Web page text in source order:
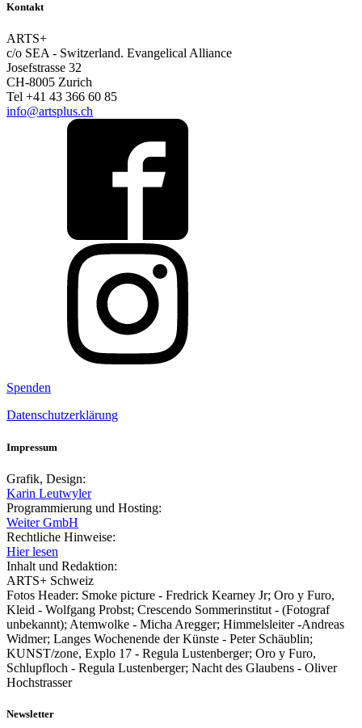
Kontakt
ARTS+
c/o SEA - Switzerland. Evangelical Alliance
Josefstrasse 32
CH-8005 Zurich
Tel +41 43 366 60 85
info@artsplus.ch
Spenden
Datenschutzerklärung
Impressum
Grafik, Design:
Karin Leutwyler
Programmierung und Hosting:
Weiter GmbH
Rechtliche Hinweise:
Hier lesen
Inhalt und Redaktion:
ARTS+ Schweiz
Fotos Header: Smoke picture - Fredrick Kearney Jr; Oro y Furo,
Kleid - Wolfgang Probst; Crescendo Sommerinstitut - (Fotograf
unbekannt); Atemwolke - Micha Aregger; Himmelsleiter -Andreas
Widmer; Langes Wochenende der Künste - Peter Schäublin;
KUNST/zone, Explo 17 - Regula Lustenberger; Oro y Furo,
Schlupfloch - Regula Lustenberger; Nacht des Glaubens - Oliver
Hochstrasser
Newsletter